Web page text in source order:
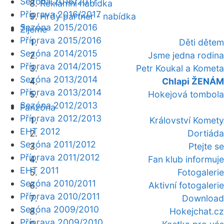
Reklamní nabídka
Hrdý partner - nabídka
Žijeme
Děti dětem
Jsme jedna rodina
Petr Koukal a Kometa
Chlapi ŽENÁM
Hokejová tombola
Fanzóna
Království Komety
Dortiáda
Ptejte se
Fan klub informuje
Fotogalerie
Aktivní fotogalerie
Download
Hokejchat.cz
Příprava 2016/2017
Sezóna 2015/2016
Příprava 2015/2016
Sezóna 2014/2015
Příprava 2014/2015
Sezóna 2013/2014
Příprava 2013/2014
Sezóna 2012/2013
Příprava 2012/2013
EHT 2012
Sezóna 2011/2012
Příprava 2011/2012
EHT 2011
Sezóna 2010/2011
Příprava 2010/2011
Sezóna 2009/2010